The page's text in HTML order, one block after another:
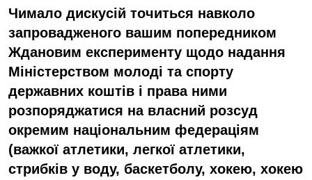
Чимало дискусій точиться навколо
запровадженого вашим попередником
Ждановим експерименту щодо надання
Міністерством молоді та спорту
державних коштів і права ними
розпоряджатися на власний розсуд
окремим національним федераціям
(важкої атлетики, легкої атлетики,
стрибків у воду, баскетболу, хокею, хокею